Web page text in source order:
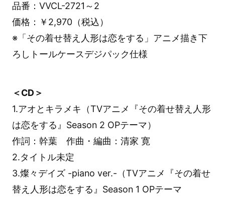
品番：VVCL-2721～2
価格：￥2,970（税込）
※「その着せ替え人形は恋をする」アニメ描き下
ろしトールケースデジパック仕様
＜CD＞
1.アオとキラメキ（TVアニメ『その着せ替え人形
は恋をする』Season 2 OPテーマ）
作詞：幹葉 作曲・編曲：清家 寛
2.タイトル未定
3.燦々デイズ -piano ver.-（TVアニメ『その着せ
替え人形は恋をする』Season 1 OPテーマ